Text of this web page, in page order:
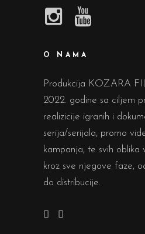
O NAMA
Produkcija KOZARA
2022. godine sa ciljem
realizicije igranih i
serija/serijala, promo
kampanja, te svih oblika
kroz sve njegove faze,
do distribucije.